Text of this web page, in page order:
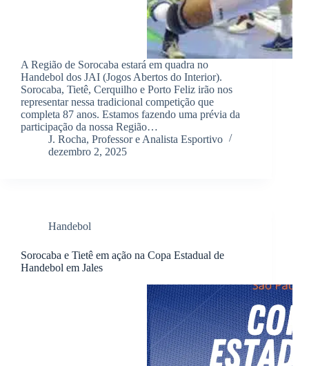
A Região de Sorocaba estará em quadra no
Handebol dos JAI (Jogos Abertos do Interior).
Sorocaba, Tietê, Cerquilho e Porto Feliz irão nos
representar nessa tradicional competição que
completa 87 anos. Estamos fazendo uma prévia da
participação da nossa Região…
J. Rocha, Professor e Analista Esportivo
dezembro 2, 2025
Handebol
Sorocaba e Tietê em ação na Copa Estadual de
Handebol em Jales